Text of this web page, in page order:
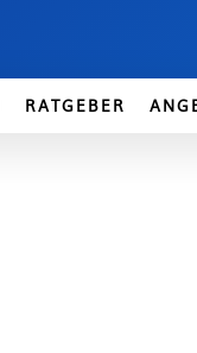
RATGEBER